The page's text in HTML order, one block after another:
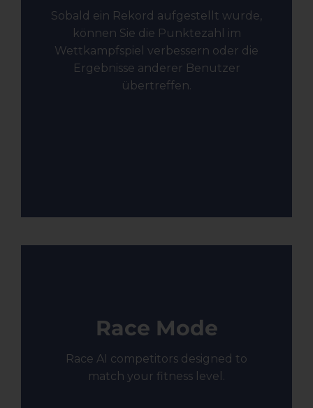
Sobald ein Rekord aufgestellt wurde,
können Sie die Punktezahl im
Wettkampfspiel verbessern oder die
Ergebnisse anderer Benutzer
übertreffen.
Race Mode
Race AI competitors designed to
match your fitness level.